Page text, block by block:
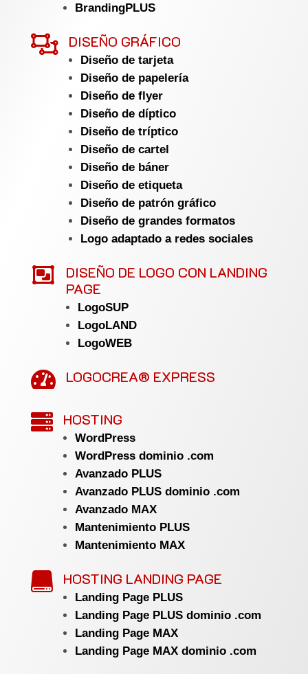
BrandingPLUS
 DISEÑO GRÁFICO
Diseño de tarjeta
Diseño de papelería
Diseño de flyer
Diseño de díptico
Diseño de tríptico
Diseño de cartel
Diseño de báner
Diseño de etiqueta
Diseño de patrón gráfico
Diseño de grandes formatos
Logo adaptado a redes sociales

DISEÑO DE LOGO CON LANDING
PAGE
LogoSUP
LogoLAND
LogoWEB
 LOGOCREA® EXPRESS
 HOSTING
WordPress
WordPress dominio .com
Avanzado PLUS
Avanzado PLUS dominio .com
Avanzado MAX
Mantenimiento PLUS
Mantenimiento MAX
 HOSTING LANDING PAGE
Landing Page PLUS
Landing Page PLUS dominio .com
Landing Page MAX
Landing Page MAX dominio .com